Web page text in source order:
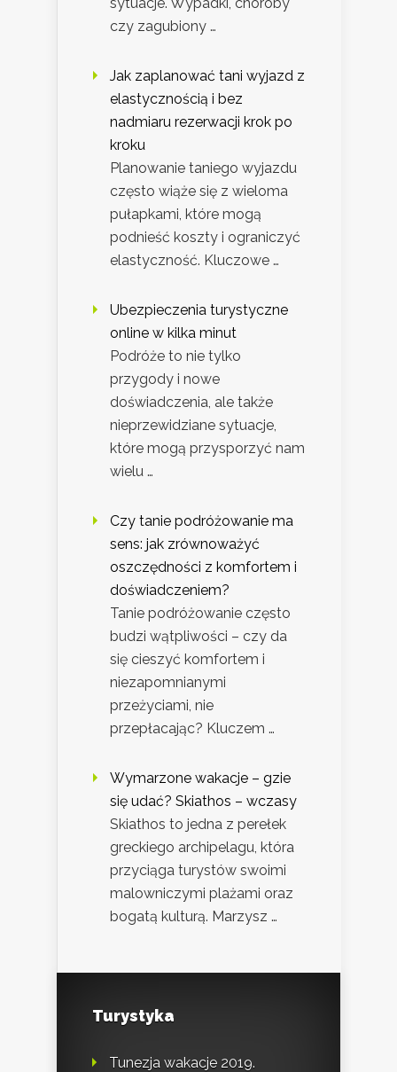
czy zagubiony …
Jak zaplanować tani wyjazd z
elastycznością i bez
nadmiaru rezerwacji krok po
kroku
Planowanie taniego wyjazdu
często wiąże się z wieloma
pułapkami, które mogą
podnieść koszty i ograniczyć
elastyczność. Kluczowe …
Ubezpieczenia turystyczne
online w kilka minut
Podróże to nie tylko
przygody i nowe
doświadczenia, ale także
nieprzewidziane sytuacje,
które mogą przysporzyć nam
wielu …
Czy tanie podróżowanie ma
sens: jak zrównoważyć
oszczędności z komfortem i
doświadczeniem?
Tanie podróżowanie często
budzi wątpliwości – czy da
się cieszyć komfortem i
niezapomnianymi
przeżyciami, nie
przepłacając? Kluczem …
Wymarzone wakacje – gzie
się udać? Skiathos – wczasy
Skiathos to jedna z perełek
greckiego archipelagu, która
przyciąga turystów swoimi
malowniczymi plażami oraz
bogatą kulturą. Marzysz …
Turystyka
Tunezja wakacje 2019.